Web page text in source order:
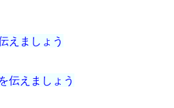
えましょう
伝えましょう